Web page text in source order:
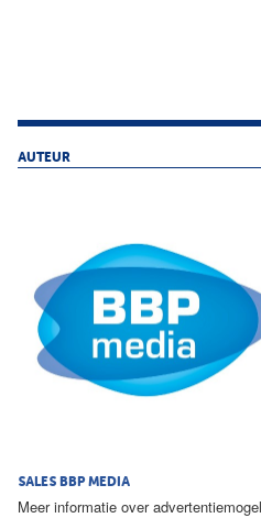
AUTEUR
SALES BBP MEDIA
Meer informatie over